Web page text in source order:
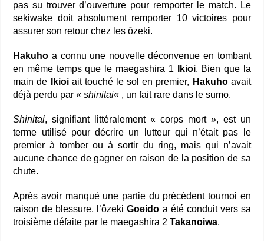
pas su trouver d’ouverture pour remporter le match. Le
sekiwake doit absolument remporter 10 victoires pour
assurer son retour chez les ôzeki.
Hakuho a connu une nouvelle déconvenue en tombant
en même temps que le maegashira 1
Ikioi. Bien que la
main de
Ikioiait touché le sol en premier, Hakuhoavait
déjà perdu par «shinitai« , un fait rare dans le sumo.
Shinitai, signifiant littéralement « corps mort », est un
terme utilisé pour décrire un lutteur qui n’était pas le
premier à tomber ou à sortir du ring, mais qui n’avait
aucune chance de gagner en raison de la position de sa
chute.
Après avoir manqué une partie du précédent tournoi en
raison de blessure, l’ôzekiGoeido a été conduit vers sa
troisième défaite par le maegashira 2Takanoiwa.